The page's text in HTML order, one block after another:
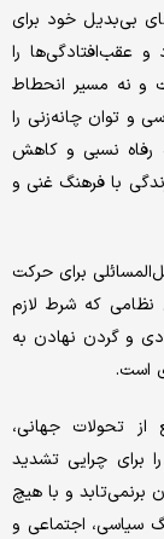
بی‌بدیل خود برای
عقب‌افتادگی‌ها را
و نه مسیر انحطاط
و توان چانه‌زنی را
رفاه نسبی و کاهش
با فرهنگ غنی و
برای حرکت
نظامی که شرط لازم
و گردن نهادن به
است.
از تحولات جهانی،
برای چرایی تشدید
و با هیچ
سیاسی، اجتماعی و